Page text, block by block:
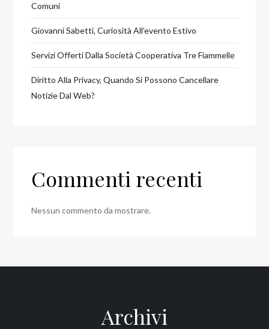
Comuni
Giovanni Sabetti, Curiosità All’evento Estivo
Servizi Offerti Dalla Società Cooperativa Tre Fiammelle
Diritto Alla Privacy, Quando Si Possono Cancellare
Notizie Dal Web?
Commenti recenti
Nessun commento da mostrare.
Archivi